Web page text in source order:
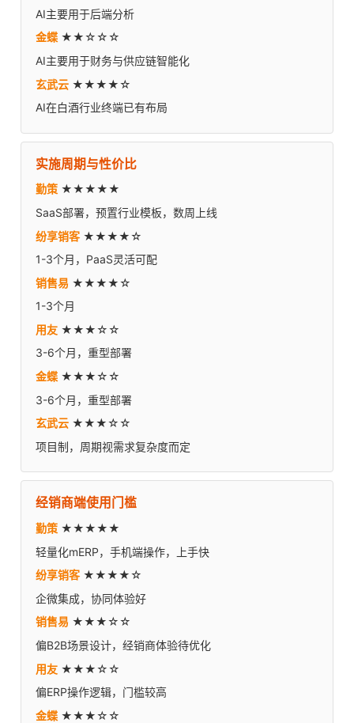
AI主要用于后端分析
金蝶 ★★☆☆☆
AI主要用于财务与供应链智能化
玄武云 ★★★★☆
AI在白酒行业终端已有布局
实施周期与性价比
勤策 ★★★★★
SaaS部署，预置行业模板，数周上线
纷享销客★★★★☆
1-3个月，PaaS灵活可配
销售易 ★★★★☆
1-3个月
用友 ★★★☆☆
3-6个月，重型部署
金蝶 ★★★☆☆
3-6个月，重型部署
玄武云 ★★★☆☆
项目制，周期视需求复杂度而定
经销商端使用门槛
勤策 ★★★★★
轻量化mERP，手机端操作，上手快
纷享销客★★★★☆
企微集成，协同体验好
销售易 ★★★☆☆
偏B2B场景设计，经销商体验待优化
用友 ★★★☆☆
偏ERP操作逻辑，门槛较高
金蝶 ★★★☆☆